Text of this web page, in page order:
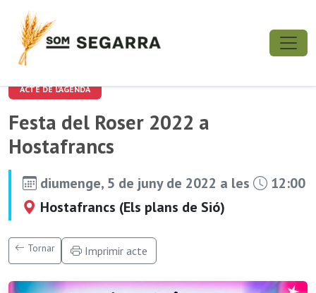
ACTE DE L'AGENDA
Festa del Roser 2022 a
Hostafrancs
diumenge, 5 de juny de 2022 a les
12:00
Hostafrancs (Els plans de Sió)
Tornar Imprimir acte